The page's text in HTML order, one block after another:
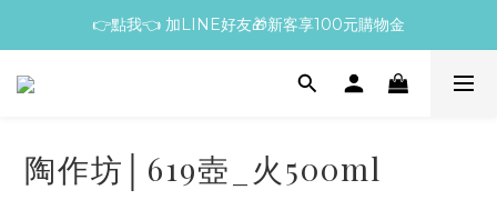
👉點我👈 加LINE好友🎁新客享100元購物金
陶作坊│619壺_火500ml